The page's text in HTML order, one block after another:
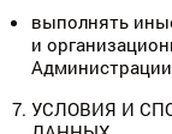
выполнять
и
УСЛОВИЯ И